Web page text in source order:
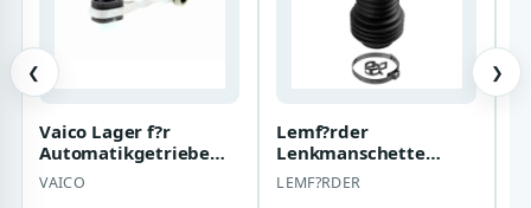
❮
Vaico Lager f?r
Automatikgetriebe
Renault Clio Megane
V46-0380
VAICO
Lemf?rder
Lenkmanschette
Renault Clio Megane
Sc?nic
LEMF?RDER
❯